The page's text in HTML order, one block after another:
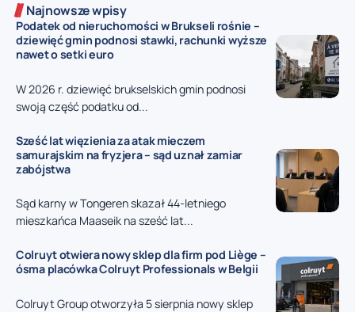
Najnowsze wpisy
Podatek od nieruchomości w Brukseli rośnie –
dziewięć gmin podnosi stawki, rachunki wyższe
nawet o setki euro
W 2026 r. dziewięć brukselskich gmin podnosi
swoją część podatku od...
Sześć lat więzienia za atak mieczem
samurajskim na fryzjera – sąd uznał zamiar
zabójstwa
Sąd karny w Tongeren skazał 44-letniego
mieszkańca Maaseik na sześć lat...
Colruyt otwiera nowy sklep dla firm pod Liège –
ósma placówka Colruyt Professionals w Belgii
Colruyt Group otworzyła 5 sierpnia nowy sklep